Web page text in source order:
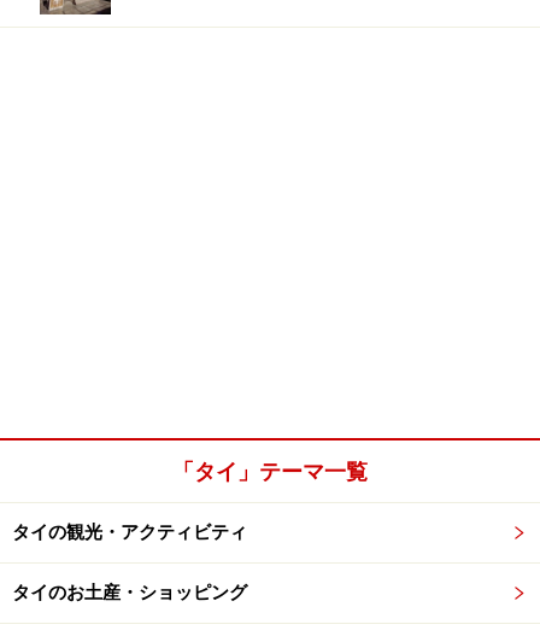
「タイ」テーマ一覧
タイの観光・アクティビティ
タイのお土産・ショッピング